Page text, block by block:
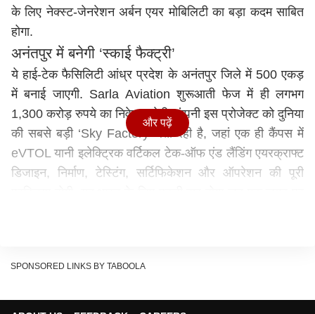
के लिए नेक्स्ट-जेनरेशन अर्बन एयर मोबिलिटी का बड़ा कदम साबित
होगा.
अनंतपुर में बनेगी ‘स्काई फैक्ट्री’
ये हाई-टेक फैसिलिटी आंध्र प्रदेश के अनंतपुर जिले में 500 एकड़
में बनाई जाएगी. Sarla Aviation शुरूआती फेज में ही लगभग
1,300 करोड़ रुपये का निवेश करेगी. कंपनी इस प्रोजेक्ट को दुनिया
की सबसे बड़ी ‘Sky Factory’ बता रही है, जहां एक ही कैंपस में
eVTOL यानी इलेक्ट्रिक वर्टिकल टेक-ऑफ एंड लैंडिंग एयरक्राफ्ट
डिजाइन, निर्माण, टेस्टिंग, सर्टिफिकेशन और ऑपरेशन की पूरी
और पढ़ें
SPONSORED LINKS BY TABOOLA